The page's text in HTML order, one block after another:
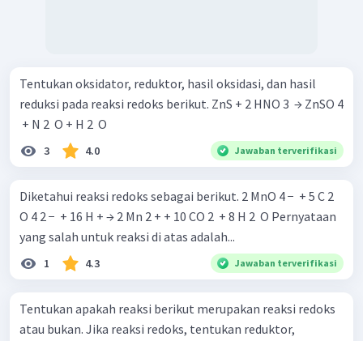
Tentukan oksidator, reduktor, hasil oksidasi, dan hasil
reduksi pada reaksi redoks berikut. ZnS + 2 HNO 3 ​ → ZnSO 4
​ + N 2 ​ O + H 2 ​ O
3 4.0 Jawaban terverifikasi
Diketahui reaksi redoks sebagai berikut. 2 MnO 4 − ​ + 5 C 2 ​
O 4 2 − ​ + 16 H + → 2 Mn 2 + + 10 CO 2 ​ + 8 H 2 ​ O Pernyataan
yang salah untuk reaksi di atas adalah...
1 4.3 Jawaban terverifikasi
Tentukan apakah reaksi berikut merupakan reaksi redoks
atau bukan. Jika reaksi redoks, tentukan reduktor,